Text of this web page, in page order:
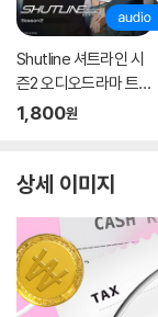
Shutline 셔트라인 시
즌2 오디오드라마 트랙
01
1,800원
상세 이미지